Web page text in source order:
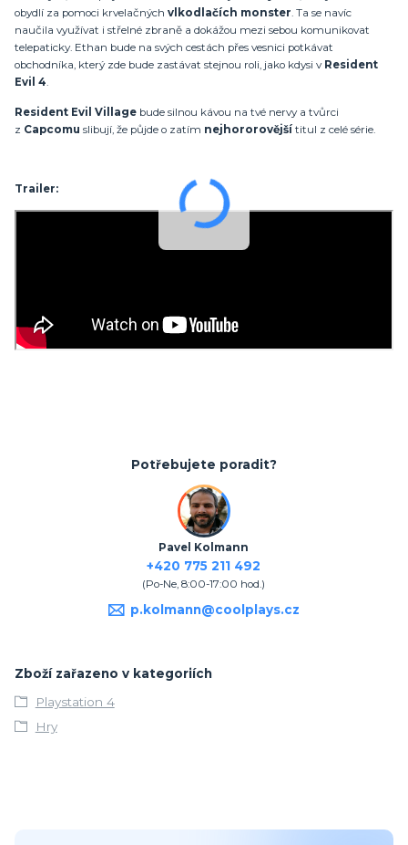
obydlí za pomoci krvelačných vlkodlačích monster. Ta se navíc
naučila využívat i střelné zbraně a dokážou mezi sebou komunikovat
telepaticky. Ethan bude na svých cestách přes vesnici potkávat
obchodníka, který zde bude zastávat stejnou roli, jako kdysi v Resident
Evil 4.
Resident Evil Village bude silnou kávou na tvé nervy a tvůrci
z Capcomu slibují, že půjde o zatím nejhororovější titul z celé série.
Trailer:
Potřebujete poradit?
Pavel Kolmann
+420 775 211 492
(Po-Ne, 8:00-17:00 hod.)
p.kolmann@coolplays.cz
Zboží zařazeno v kategoriích
Playstation 4
Hry